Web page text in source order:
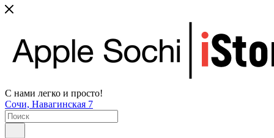
С нами легко и просто!
Сочи, Навагинская 7